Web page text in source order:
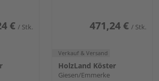
€ / Stk. 471,24 € / Stk.
Verkauf & Versand
HolzLand Köster
Giesen/Emmerke